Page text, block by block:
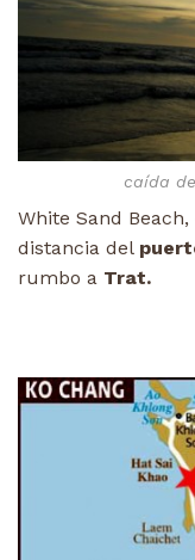
caída
White Sand
distancia del
rumbo a Trat.